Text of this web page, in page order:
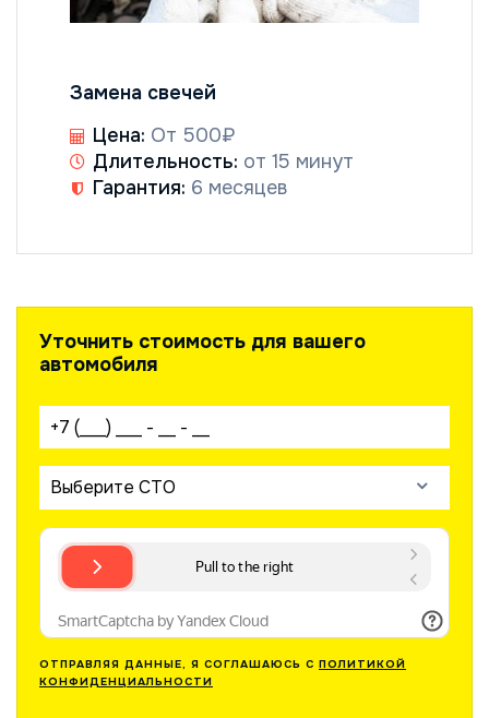
Замена свечей
Цена: От 500₽
Длительность: от 15 минут
Гарантия: 6 месяцев
Уточнить стоимость для вашего
автомобиля
Ваш телефон:
Выберите СТО
ОТПРАВЛЯЯ ДАННЫЕ, Я СОГЛАШАЮСЬ С ПОЛИТИКОЙ
КОНФИДЕНЦИАЛЬНОСТИ